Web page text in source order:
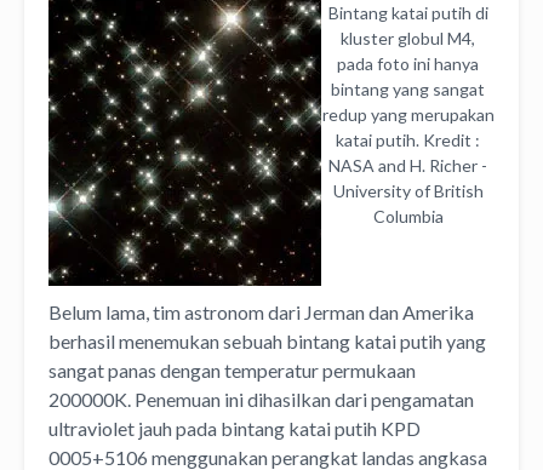
Bintang katai putih di
kluster globul M4,
pada foto ini hanya
bintang yang sangat
redup yang merupakan
katai putih. Kredit :
NASA and H. Richer -
University of British
Columbia
Belum lama, tim astronom dari Jerman dan Amerika
berhasil menemukan sebuah bintang katai putih yang
sangat panas dengan temperatur permukaan
200000K. Penemuan ini dihasilkan dari pengamatan
ultraviolet jauh pada bintang katai putih KPD
0005+5106 menggunakan perangkat landas angkasa